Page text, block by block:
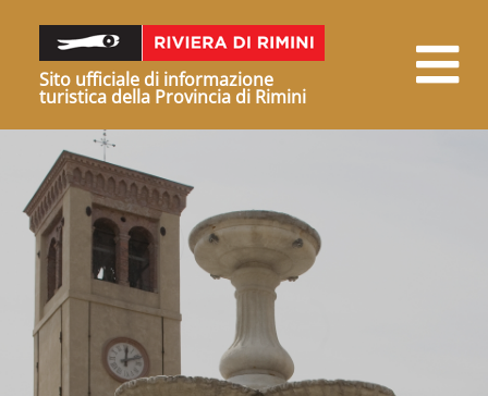
Sito ufficiale di informazione
turistica della Provincia di Rimini